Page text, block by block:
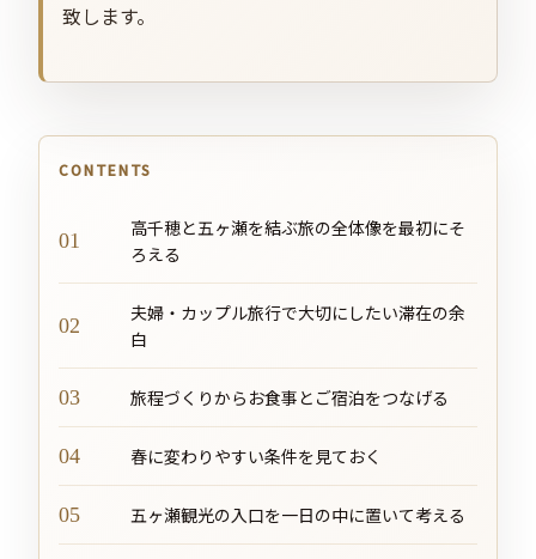
致します。
CONTENTS
高千穂と五ヶ瀬を結ぶ旅の全体像を最初にそ
ろえる
夫婦・カップル旅行で大切にしたい滞在の余
白
旅程づくりからお食事とご宿泊をつなげる
春に変わりやすい条件を見ておく
五ヶ瀬観光の入口を一日の中に置いて考える